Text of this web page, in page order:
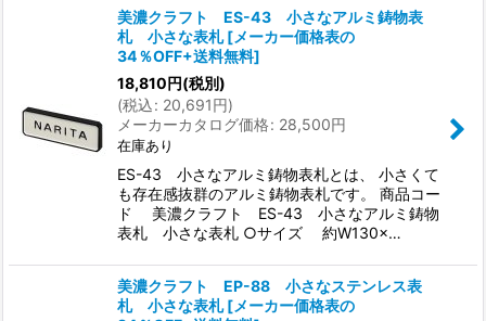
美濃クラフト ES-43 小さなアルミ鋳物表
札 小さな表札 [メーカー価格表の
34％OFF+送料無料]
18,810円(税別)
(税込: 20,691円)
メーカーカタログ価格: 28,500円
在庫あり
ES-43 小さなアルミ鋳物表札とは、 小さくて
も存在感抜群のアルミ鋳物表札です。 商品コー
ド 美濃クラフト ES-43 小さなアルミ鋳物
表札 小さな表札 ○サイズ 約W130×…
美濃クラフト EP-88 小さなステンレス表
札 小さな表札 [メーカー価格表の